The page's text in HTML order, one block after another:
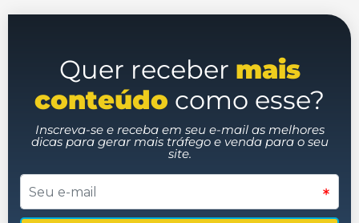
Quer receber mais
conteúdo como esse?
Inscreva-se e receba em seu e-mail as melhores
dicas para gerar mais tráfego e venda para o seu
site.